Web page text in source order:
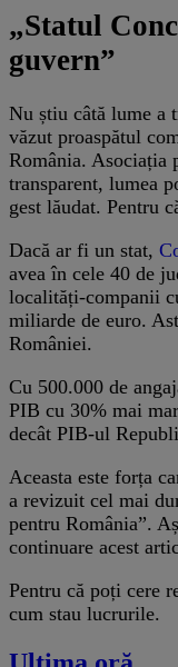
„Statul
guvern”
Nu știu câtă lume a
văzut proaspătul
România. Asociația
transparent, lumea
gest lăudat. Pentru
Dacă ar fi un stat,
avea în cele 40 de
localități-companii
miliarde de euro.
României.
Cu 500.000 de
PIB cu 30% mai
decât PIB-ul
Aceasta este forța
a revizuit cel mai
pentru România”.
continuare acest
Pentru că poți cere
cum stau lucrurile.